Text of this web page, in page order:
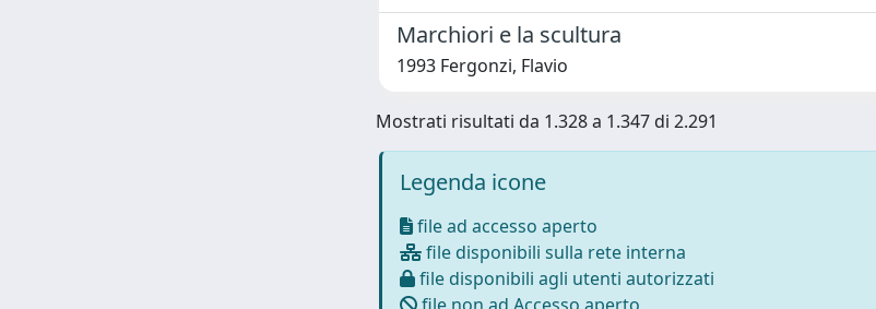
Marchiori e la scultura
1993 Fergonzi, Flavio
Mostrati risultati da 1.328 a 1.347 di 2.291
Legenda icone
file ad accesso aperto
file disponibili sulla rete interna
file disponibili agli utenti autorizzati